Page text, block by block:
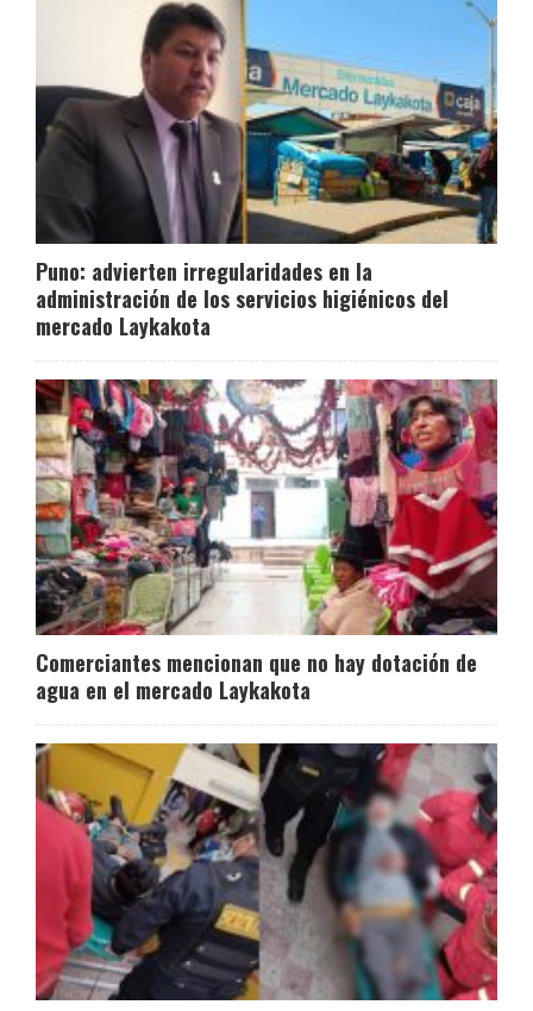
Puno: advierten irregularidades en la
administración de los servicios higiénicos del
mercado Laykakota
Comerciantes mencionan que no hay dotación de
agua en el mercado Laykakota